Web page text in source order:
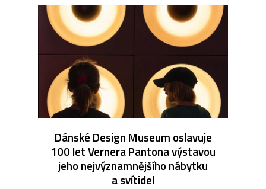
Dánské Design Museum oslavuje
100 let Vernera Pantona výstavou
jeho nejvýznamnějšího nábytku
a svítidel